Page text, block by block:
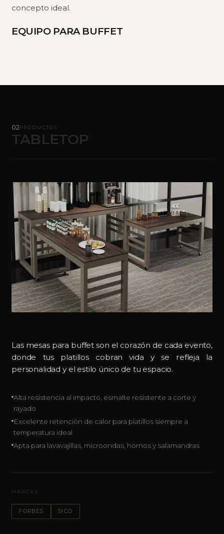
concepto ideal.
EQUIPO PARA BUFFET
02PRODUCTOS
TABLETOP
Las mesas para buffet son el corazón de cada evento,
donde tus platillos cobran vida y se refleja la
personalidad y el estilo único de tu espacio.
Alta resistencia al impacto, esmalte resistente a corte y
rayado
Excelente retención de calor para platillos siempre a
temperatura ideal
Apta para lavavajillas, microondas, hornos y salamandras
MARCAS
FORBES SICO